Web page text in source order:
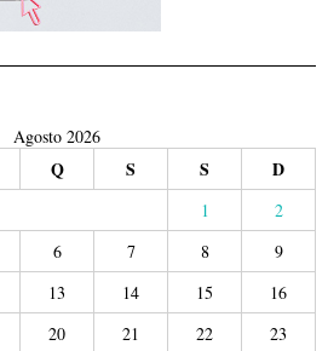
Agosto 2026
Q S S D
1
2
6 7 8
9
13 14 15
16
20 21 22
23